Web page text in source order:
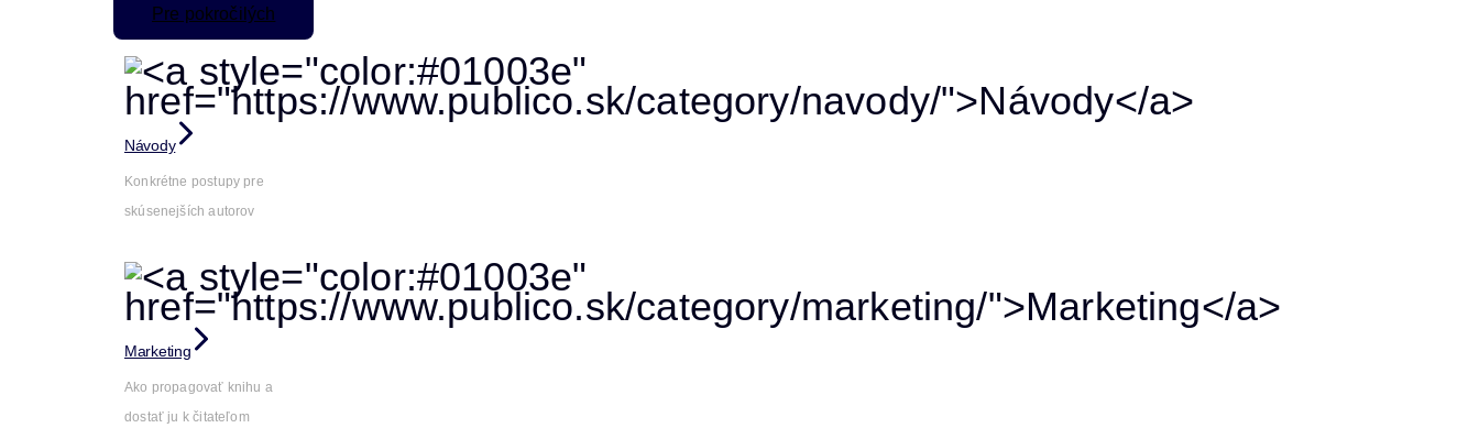
Pre pokročilých
Návody
Konkrétne postupy pre
skúsenejších autorov
Marketing
Ako propagovať knihu a
dostať ju k čitateľom